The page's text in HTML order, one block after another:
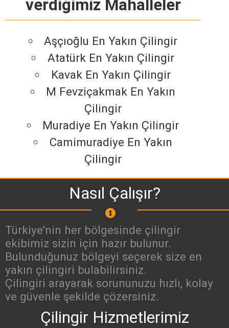
verdiğimiz Mahalleler
Aşçıoğlu En Yakın Çilingir
Atatürk En Yakın Çilingir
Kavak En Yakın Çilingir
M Fevziçakmak En Yakın
Çilingir
Muradiye En Yakın Çilingir
Camimuradiye En Yakın
Çilingir
Nasıl Çalışır?
Türkiye'nin her bölgesinde çilingir
ekibimiz sizin için hazır bulunur.
Bulunduğunuz bölgeyi seçerek size en
yakın çilingiri bulabilirsiniz.
Çilingiri arayarak sorununuzu hızlı, kolay
ve güvenle şekilde çözersiniz.
Çilingir Hizmetlerimiz